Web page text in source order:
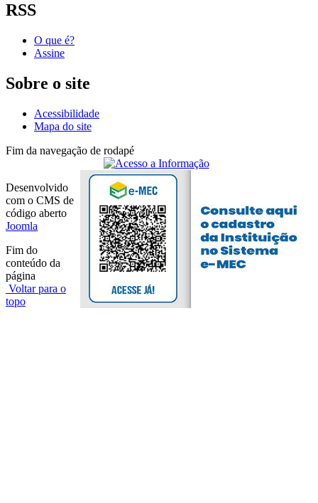
RSS
O que é?
Assine
Sobre o site
Acessibilidade
Mapa do site
Fim da navegação de rodapé
Desenvolvido
com o CMS de
código aberto
Joomla
Fim do
conteúdo da
página
Voltar para o
topo